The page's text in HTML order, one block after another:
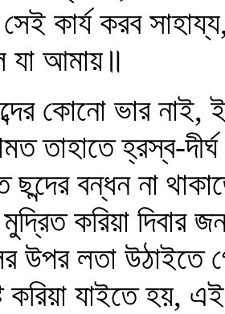
কার্য করব
যা আমায়॥
কোনো ভার নাই,
তাহাতে হ্রস্ব-
ছন্দের বন্ধন না
করিয়া
উপর লতা উঠাইতে
করিয়া যাইতে হয়,